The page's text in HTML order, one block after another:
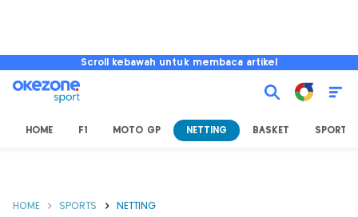
Scroll kebawah untuk membaca artikel
HOME F1 MOTO GP NETTING BASKET SPORT
HOME SPORTS NETTING